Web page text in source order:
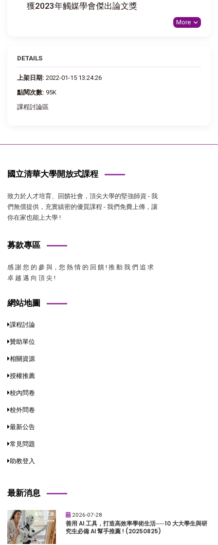
獲2023年觸媒學會傑出論文獎
More
DETAILS
上架日期: 2022-01-15 13:24:26
點閱次數: 95K
課程討論區
國立清華大學開放式課程
致力於人才培育、回饋社會，頂尖大學的堅強師資 - 我
們無償提供，充實縝密的優質課程 - 我們免費上傳，讓
你在家也能上大學 !
募款專區
感 謝 您 的 參 與，您 熱 情 的 回 饋 ! 推 動 我 們 追 求
卓 越 邁 向 頂 尖 !
網站地圖
課程討論
贊助單位
相關資源
授權推薦
校內問卷
校外問卷
最新公告
常見問題
助教登入
最新消息
2026-07-28
善用 AI 工具，打造高效率學術生活──10 大大學生與研
究生必備 AI 幫手推薦 ! (20250825)